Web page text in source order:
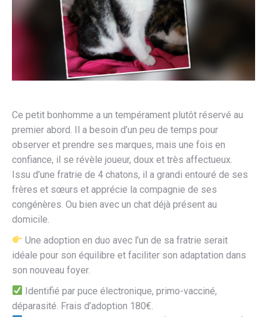
Ce petit bonhomme a un tempérament plutôt réservé au
premier abord. Il a besoin d’un peu de temps pour
observer et prendre ses marques, mais une fois en
confiance, il se révèle joueur, doux et très affectueux.
Issu d’une fratrie de 4 chatons, il a grandi entouré de ses
frères et sœurs et apprécie la compagnie de ses
congénères. Ou bien avec un chat déjà présent au
domicile.
Une adoption en duo avec l’un de sa fratrie serait
idéale pour son équilibre et faciliter son adaptation dans
son nouveau foyer.
Identifié par puce électronique, primo-vacciné,
déparasité. Frais d’adoption 180€.